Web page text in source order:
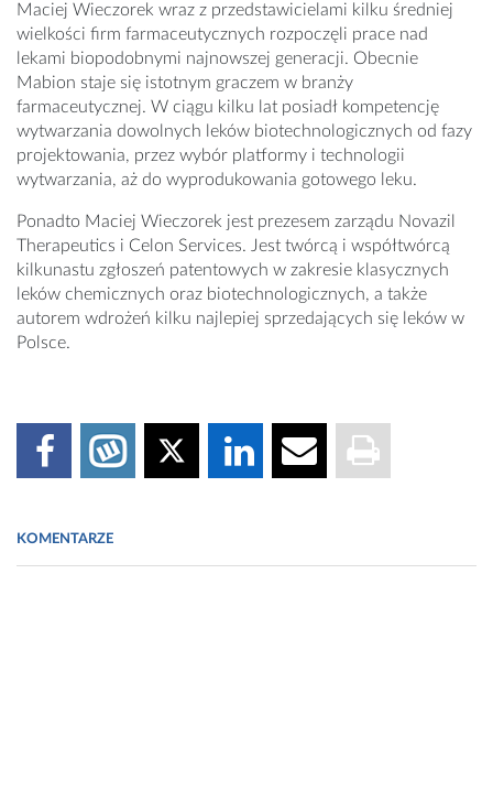
Maciej Wieczorek wraz z przedstawicielami kilku średniej
wielkości firm farmaceutycznych rozpoczęli prace nad
lekami biopodobnymi najnowszej generacji. Obecnie
Mabion staje się istotnym graczem w branży
farmaceutycznej. W ciągu kilku lat posiadł kompetencję
wytwarzania dowolnych leków biotechnologicznych od fazy
projektowania, przez wybór platformy i technologii
wytwarzania, aż do wyprodukowania gotowego leku.
Ponadto Maciej Wieczorek jest prezesem zarządu Novazil
Therapeutics i Celon Services. Jest twórcą i współtwórcą
kilkunastu zgłoszeń patentowych w zakresie klasycznych
leków chemicznych oraz biotechnologicznych, a także
autorem wdrożeń kilku najlepiej sprzedających się leków w
Polsce.
KOMENTARZE